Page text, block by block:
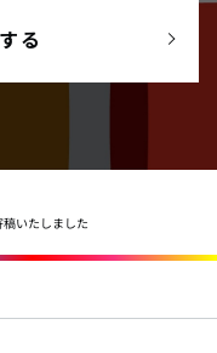
る
いたしました